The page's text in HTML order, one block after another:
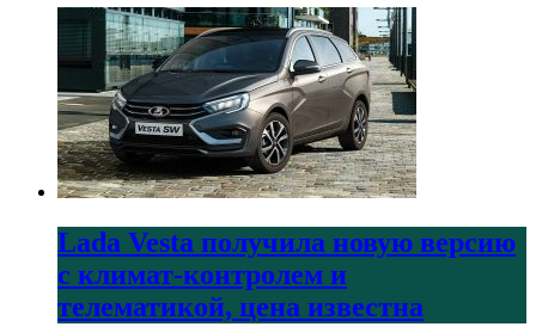
Lada Vesta получила новую версию
с климат-контролем и
телематикой, цена известна